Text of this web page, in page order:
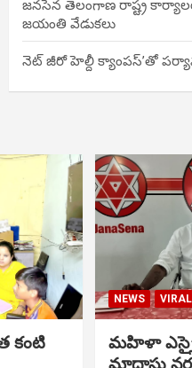
జనసేన తెలంగాణ రాష్ట్ర
జయంతి వేడుకలు
నెట్ జీరో హెల్దీ క్యాంపస్’తో
కంటి
NEWS
మహిళా
మాదాసు